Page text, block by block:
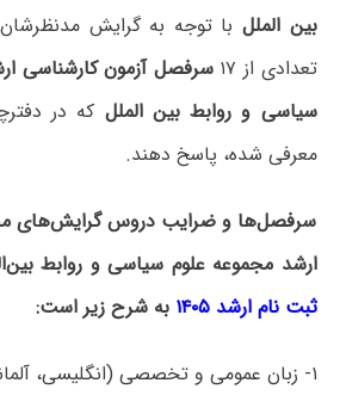
بین الملل با توجه به گرایش
تعدادی از ۱۷
سرفصل آزمون کارشناسی
سیاسی و روابط بین الملل که در
معرفی شده، پاسخ دهند.
سرفصل‌ها و ضرایب دروس گرایش‌های
ارشد مجموعه علوم سیاسی و روابط
ثبت نام ارشد ۱۴۰۵
به شرح زیر است:
۱- زبان عمومی و تخصصی (انگلیسی، آلمانی، فرانسه)